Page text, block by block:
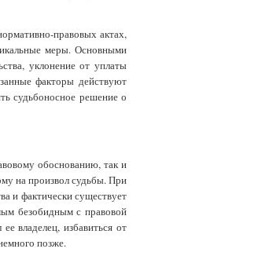
правовых актах,
меры. Основными
уклонение от уплаты
факторы действуют
судьбоносное решение о
обоснованию, так и
на произвол судьбы. При
и фактически существует
безобидным с правовой
владелец, избавиться от
позже.